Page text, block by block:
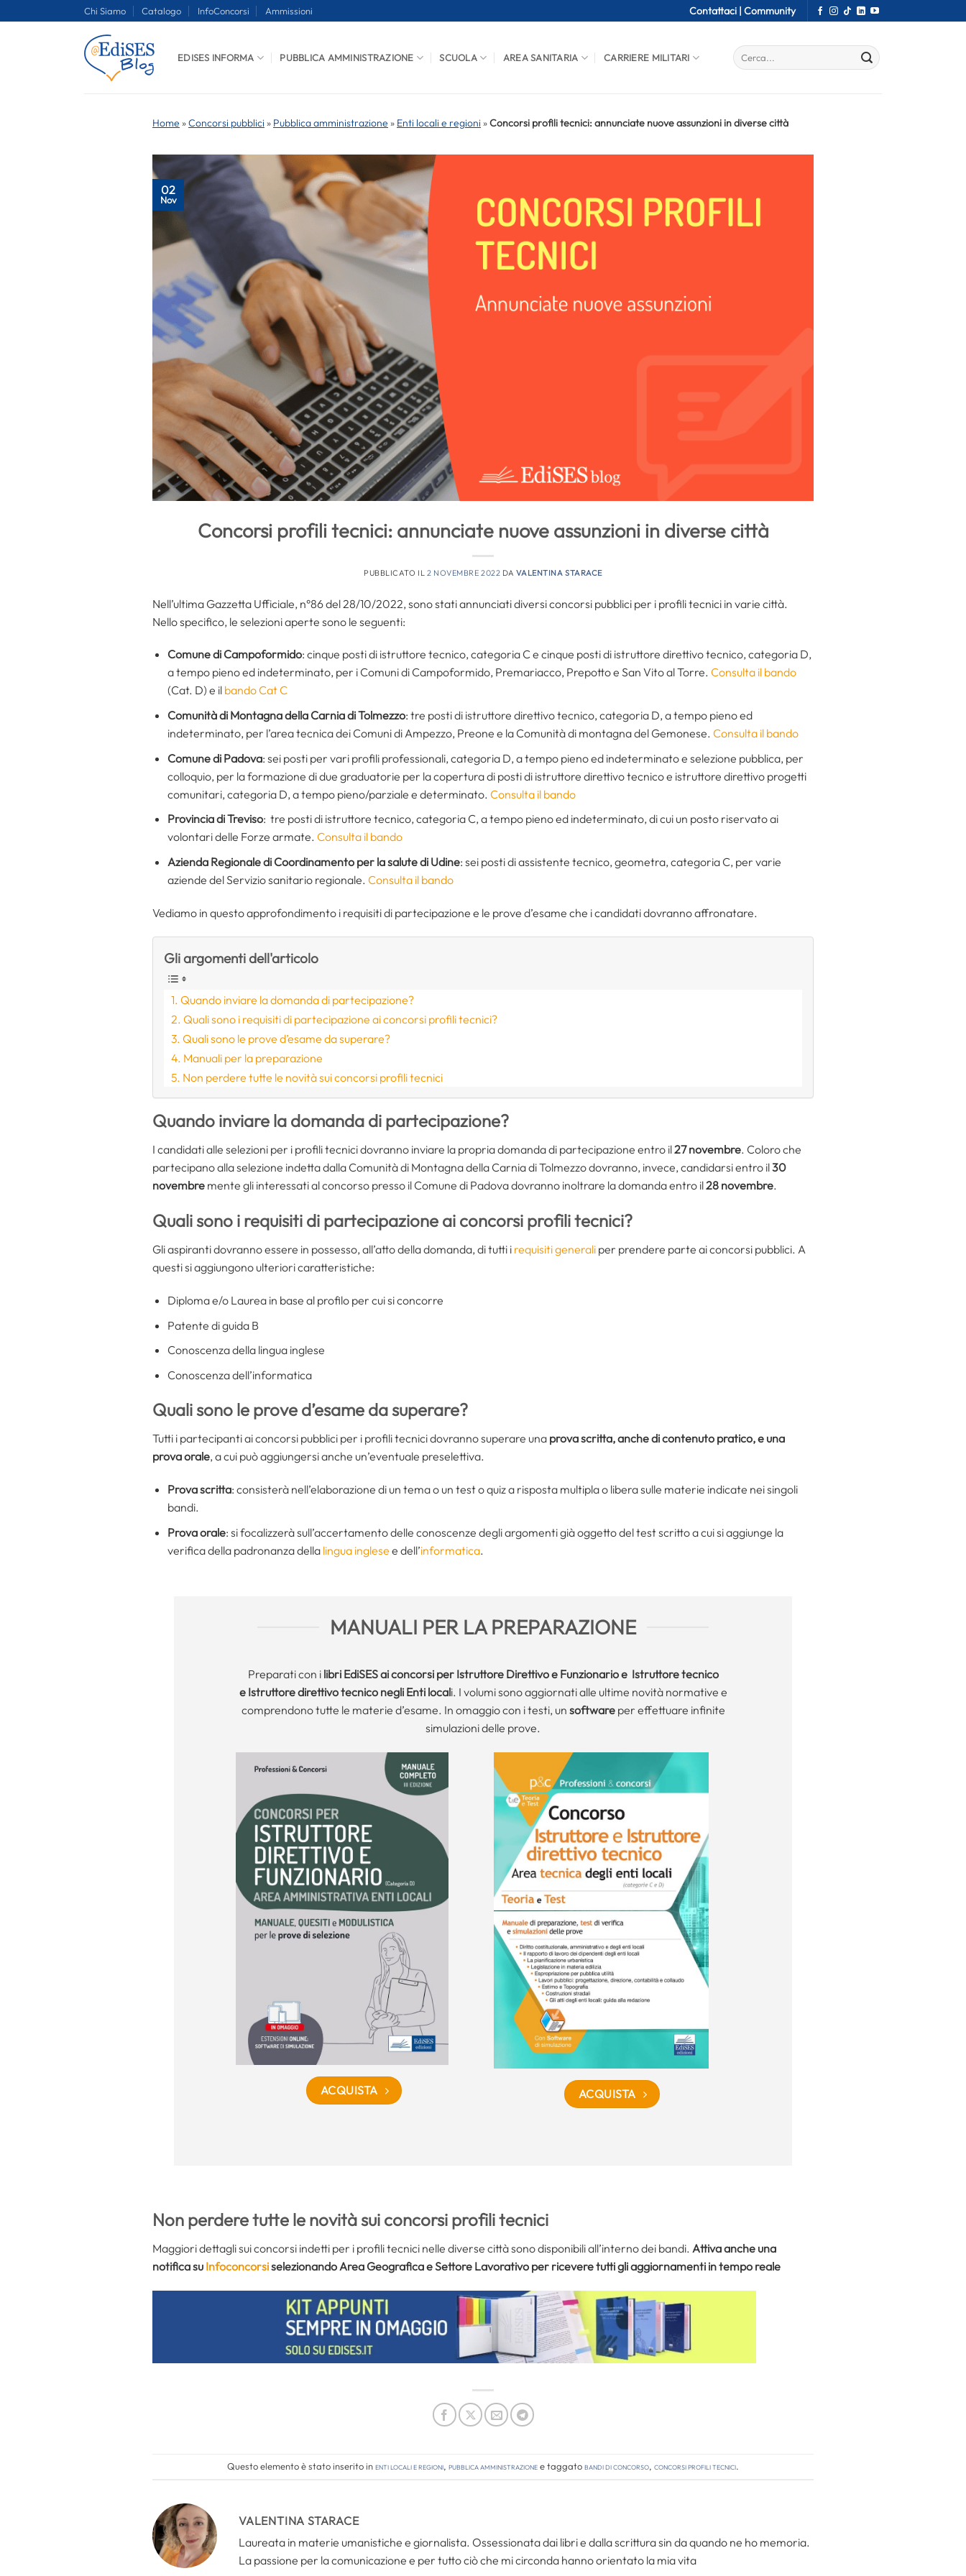
Chi Siamo Catalogo InfoConcorsi Ammissioni Contattaci | Community
EDISES INFORMA PUBBLICA AMMINISTRAZIONE SCUOLA AREA SANITARIA CARRIERE MILITARI
Home »Concorsi pubblici » Pubblica amministrazione » Enti locali e regioni »Concorsi profili tecnici: annunciate nuove assunzioni in diverse città
02
Nov
Concorsi profili tecnici: annunciate nuove assunzioni in diverse città
PUBBLICATO IL 2 NOVEMBRE 2022 DAVALENTINA STARACE
Nell’ultima Gazzetta Ufficiale, n°86 del 28/10/2022, sono stati annunciati diversi concorsi pubblici per i profili tecnici in varie città.
Nello specifico, le selezioni aperte sono le seguenti:
Comune di Campoformido: cinque posti di istruttore tecnico, categoria C e cinque posti di istruttore direttivo tecnico, categoria D,
a tempo pieno ed indeterminato, per i Comuni di Campoformido, Premariacco, Prepotto e San Vito al Torre. Consulta il bando
(Cat. D) e ilbando Cat C
Comunità di Montagna della Carnia di Tolmezzo: tre posti di istruttore direttivo tecnico, categoria D, a tempo pieno ed
indeterminato, per l’area tecnica dei Comuni di Ampezzo, Preone e la Comunità di montagna del Gemonese. Consulta il bando
Comune di Padova: sei posti per vari profili professionali, categoria D, a tempo pieno ed indeterminato e selezione pubblica, per
colloquio, per la formazione di due graduatorie per la copertura di posti di istruttore direttivo tecnico e istruttore direttivo progetti
comunitari, categoria D, a tempo pieno/parziale e determinato. Consulta il bando
Provincia di Treviso: tre posti di istruttore tecnico, categoria C, a tempo pieno ed indeterminato, di cui un posto riservato ai
volontari delle Forze armate. Consulta il bando
Azienda Regionale di Coordinamento per la salute di Udine: sei posti di assistente tecnico, geometra, categoria C, per varie
aziende del Servizio sanitario regionale. Consulta il bando
Vediamo in questo approfondimento i requisiti di partecipazione e le prove d’esame che i candidati dovranno affronatare.
Gli argomenti dell'articolo
Quando inviare la domanda di partecipazione?
Quali sono i requisiti di partecipazione ai concorsi profili tecnici?
Quali sono le prove d’esame da superare?
Manuali per la preparazione
Non perdere tutte le novità sui concorsi profili tecnici
Quando inviare la domanda di partecipazione?
I candidati alle selezioni per i profili tecnici dovranno inviare la propria domanda di partecipazione entro il27 novembre. Coloro che
partecipano alla selezione indetta dalla Comunità di Montagna della Carnia di Tolmezzo dovranno, invece, candidarsi entro il30
novembre mente gli interessati al concorso presso il Comune di Padova dovranno inoltrare la domanda entro il28 novembre.
Quali sono i requisiti di partecipazione ai concorsi profili tecnici?
Gli aspiranti dovranno essere in possesso, all’atto della domanda, di tutti i requisiti generali per prendere parte ai concorsi pubblici. A
questi si aggiungono ulteriori caratteristiche:
Diploma e/o Laurea in base al profilo per cui si concorre
Patente di guida B
Conoscenza della lingua inglese
Conoscenza dell’informatica
Quali sono le prove d’esame da superare?
Tutti i partecipanti ai concorsi pubblici per i profili tecnici dovranno superare una prova scritta, anche di contenuto pratico, e una
prova orale, a cui può aggiungersi anche un’eventuale preselettiva.
Prova scritta: consisterà nell’elaborazione di un tema o un test o quiz a risposta multipla o libera sulle materie indicate nei singoli
bandi.
Prova orale: si focalizzerà sull’accertamento delle conoscenze degli argomenti già oggetto del test scritto a cui si aggiunge la
verifica della padronanza dellalingua inglese e dell’informatica.
MANUALI PER LA PREPARAZIONE
Preparati con i libri EdiSES ai concorsi per Istruttore Direttivo e Funzionario e Istruttore tecnico
e Istruttore direttivo tecnico negli Enti locali. I volumi sono aggiornati alle ultime novità normative e
comprendono tutte le materie d’esame. In omaggio con i testi, un softwareper effettuare infinite
simulazioni delle prove.
ACQUISTA ACQUISTA
Non perdere tutte le novità sui concorsi profili tecnici
Maggiori dettagli sui concorsi indetti per i profili tecnici nelle diverse città sono disponibili all’interno dei bandi. Attiva anche una
notifica su Infoconcorsiselezionando Area Geografica e Settore Lavorativo per ricevere tutti gli aggiornamenti in tempo reale
Questo elemento è stato inserito inEnti locali e regioni, Pubblica amministrazionee taggatobandi di concorso, concorsi profili tecnici.
VALENTINA STARACE
Laureata in materie umanistiche e giornalista. Ossessionata dai libri e dalla scrittura sin da quando ne ho memoria.
La passione per la comunicazione e per tutto ciò che mi circonda hanno orientato la mia vita